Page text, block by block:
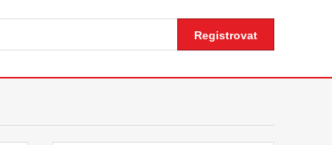
Registrovat